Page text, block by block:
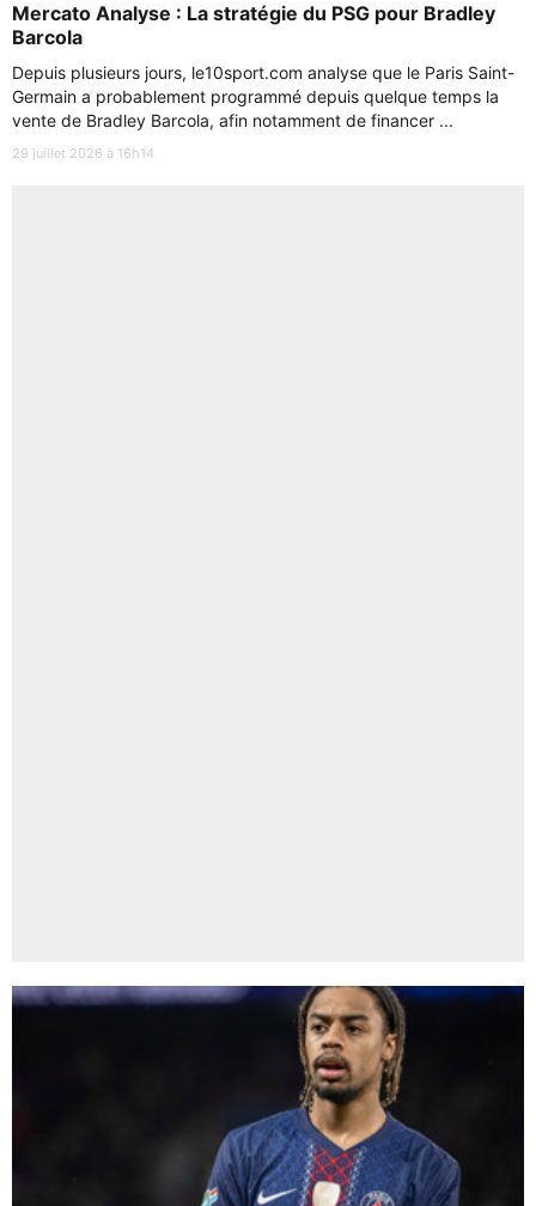
Mercato Analyse : La stratégie du PSG pour Bradley
Barcola
Depuis plusieurs jours, le10sport.com analyse que le Paris Saint-
Germain a probablement programmé depuis quelque temps la
vente de Bradley Barcola, afin notamment de financer ...
29 juillet 2026 à 16h14